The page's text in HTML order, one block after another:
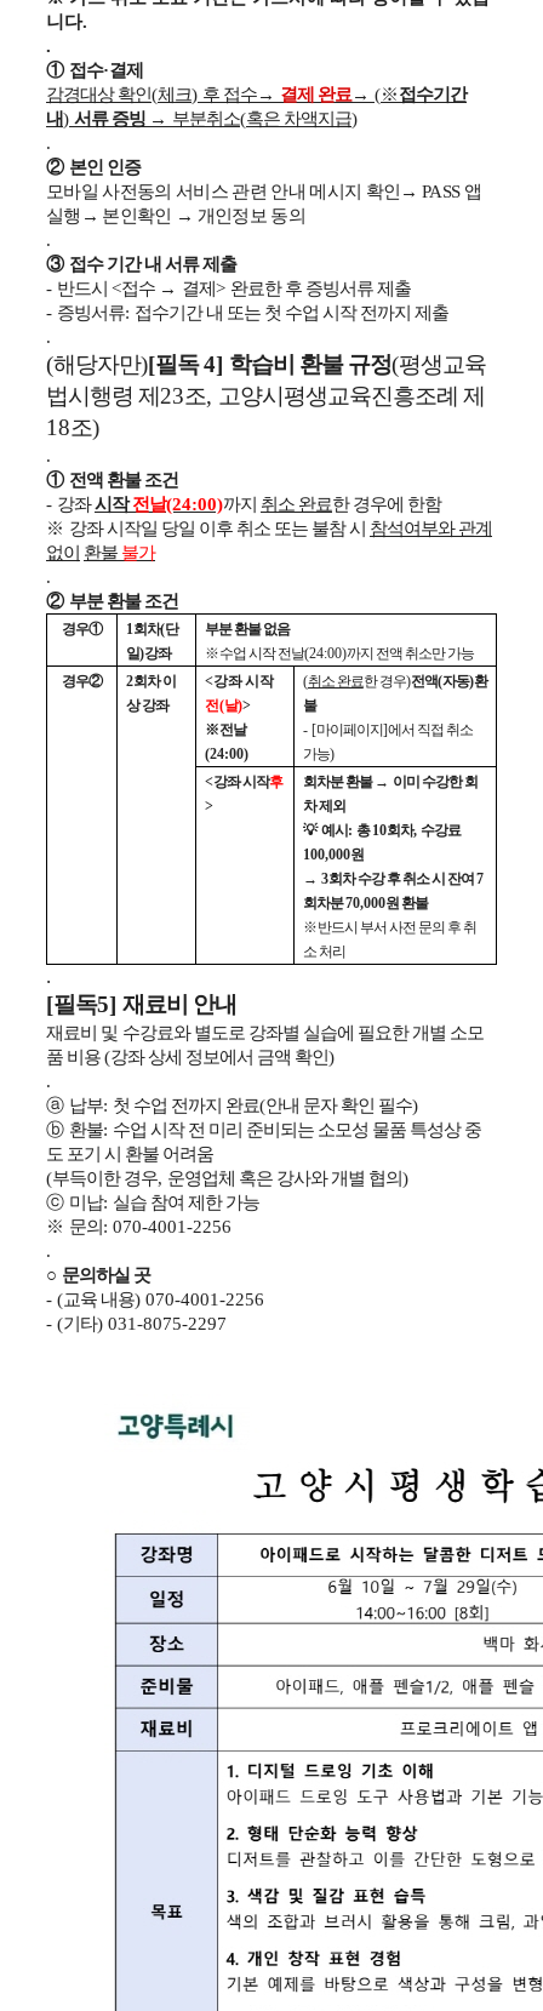
니다.
.
① 접수·결제
감경대상 확인 (체크) 후 접수→ 결제 완료 → (※접수기간
내) 서류 증빙 → 부분취소(혹은 차액지급)
.
② 본인 인증
모바일 사전동의 서비스 관련 안내 메시지 확인 →PASS 앱
실행 → 본인확인 → 개인정보 동의
.
③ 접수 기간 내 서류 제출
- 반드시 <접수 → 결제 > 완료한 후 증빙서류 제출
- 증빙서류: 접수기간 내 또는 첫 수업 시작 전까지 제출
.
(해당자만)[필독4] 학습비 환불 규정(평생교육
법시행령 제 23조, 고양시평생교육진흥조례 제
18조)
.
① 전액 환불 조건
- 강좌시작전날(24:00)까지 취소 완료한 경우에 한함
※ 강좌 시작일 당일 이후 취소 또는 불참 시 참석여부와 관계
없이 환불 불가
.
② 부분 환불 조건
경우① 1회차(단
일)강좌
부분 환불 없음
※수업 시작 전날(24:00)까지 전액 취소만 가능
경우② 2회차 이
상 강좌
<강좌 시작
전(날)>
※전날
(24:00)
(취소 완료한 경우)전액(자동)환
불
- [마이페이지 ]에서 직접 취소
가능)
<강좌 시작후
>
회차분 환불 → 이미 수강한 회
차 제외
💡예시 : 총10회차, 수강료
100,000원
→ 3회차 수강 후 취소 시 잔여 7
회차분70,000원 환불
※반드시 부서 사전 문의 후 취
소 처리
.
[필독5] 재료비 안내
재료비 및 수강료와 별도로 강좌별 실습에 필요한 개별 소모
품 비용(강좌 상세 정보에서 금액 확인 )
.
ⓐ 납부: 첫 수업 전까지 완료(안내 문자 확인 필수)
ⓑ 환불: 수업 시작 전 미리 준비되는 소모성 물품 특성상 중
도 포기 시 환불 어려움
(부득이한 경우, 운영업체 혹은 강사와 개별 협의)
ⓒ 미납: 실습 참여 제한 가능
※ 문의 : 070-4001-2256
.
○ 문의하실 곳
- (교육 내용) 070-4001-2256
- (기타) 031-8075-2297